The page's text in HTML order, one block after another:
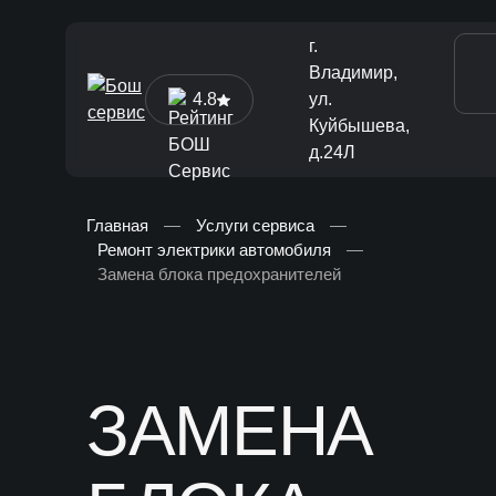
4.8
г.
Владимир,
ул.
Куйбышева,
д.24Л
[ Диагностика и ТО ]
Замена жидкостей
Главная — Услуги сервиса
—
Ремонт электрики автомобиля
—
Замена блока предохранителей
ЗАМЕНА